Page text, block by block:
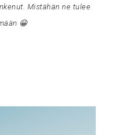
Mistähän ne tulee
😀